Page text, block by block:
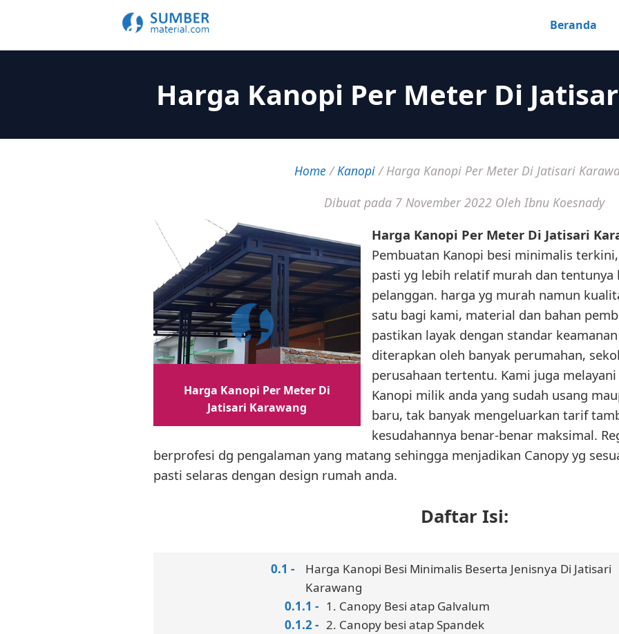
Beranda
Harga Kanopi Per Meter Di
Home/Kanopi/Harga Kanopi Per Meter Di Jatisari
Dibuat pada 7 November 2022 Oleh Ibnu Koesnady
Harga Kanopi Per Meter Di
Jatisari Karawang
Harga Kanopi Per Meter Di Jatisari
Pembuatan Kanopi besi minimalis
pasti yg lebih relatif murah dan
pelanggan. harga yg murah namun
satu bagi kami, material dan bahan
pastikan layak dengan standar
diterapkan oleh banyak perumahan,
perusahaan tertentu. Kami juga
Kanopi milik anda yang sudah usang
baru, tak banyak mengeluarkan tarif
kesudahannya benar-benar maksimal.
berprofesi dg pengalaman yang matang sehingga menjadikan Canopy yg
pasti selaras dengan design rumah anda.
Daftar Isi:
Harga Kanopi Besi Minimalis Beserta Jenisnya Di Jatisari
Karawang
1. Canopy Besi atap Galvalum
2. Canopy besi atap Spandek